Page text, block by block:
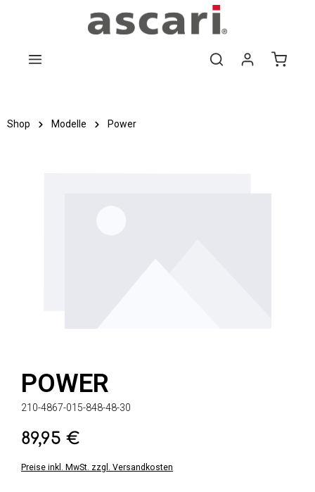
Zum Hauptinhalt springen
Shop Modelle Power
POWER
210-4867-015-848-48-30
Regulärer Preis:
89,95 €
Preise inkl. MwSt. zzgl. Versandkosten